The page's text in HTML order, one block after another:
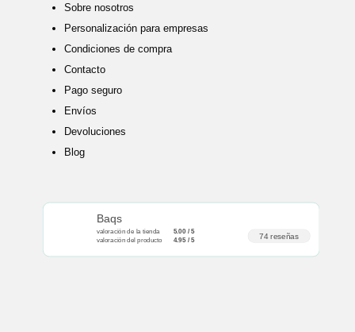
Sobre nosotros
Personalización para empresas
Condiciones de compra
Contacto
Pago seguro
Envíos
Devoluciones
Blog
Baqs
valoración de la tienda 5.00 / 5
valoración del producto 4.95 / 5 74 reseñas